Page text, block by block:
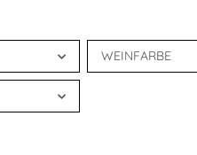
WEINFARBE